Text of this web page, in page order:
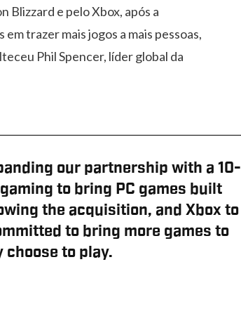
e pelo Xbox, após a
trazer mais jogos a mais pessoas,
Phil Spencer, líder global da
our partnership with a 10-
to bring PC games built
the acquisition, and Xbox to
to bring more games to
choose to play.